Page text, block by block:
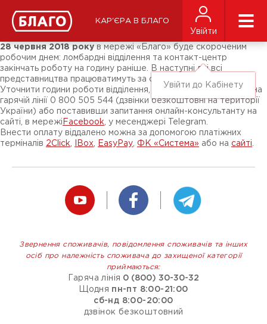
КАР'ЄРА В БЛАГО
Увійти
Увійти до Кабінету
ЗМІ про нас
Підписники соц-мереж
Ярмарки
28 червня 2018 року в мережі «Благо» буде скороченим
робочим днем: ломбардні відділення та контакт-центр
закінчать роботу на годину раніше. В наступні дні всі
представництва працюватимуть за стандартним графіком.
Уточнити години роботи відділення, що вас цікавить, можна на
гарячій лінії 0 800 505 544 (дзвінки безкоштовні на території
України) або поставивши запитання онлайн-консультанту на
сайті, в мережі Facebook , у месенджері Telegram.
Внести оплату віддалено можна за допомогою платіжних
терміналів 2Click IBox EasyPay ФК «Система» або на сайті
Звернення споживачів, повідомлення споживачів та інших
осіб про належність споживача до захищеної категорії
приймаються:
Гаряча лінія 0 (800) 30-30-32
Щодня пн-пт 8:00-21:00
сб-нд 8:00-20:00
дзвінок безкоштовний